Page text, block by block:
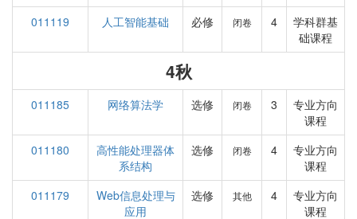
011119 人工智能基础 必修 闭卷 4
学科群基
础课程
4秋
011185 网络算法学 选修 闭卷 3
专业方向
课程
011180
高性能处理器体
系结构
选修 闭卷 4
专业方向
课程
011179
Web信息处理与
应用
选修 其他 4
专业方向
课程